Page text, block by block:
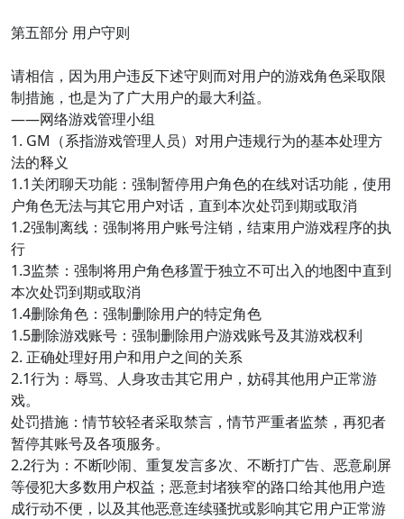
第五部分 用户守则
请相信，因为用户违反下述守则而对用户的游戏角色采取限
制措施，也是为了广大用户的最大利益。
——网络游戏管理小组
1. GM（系指游戏管理人员）对用户违规行为的基本处理方
法的释义
1.1关闭聊天功能：强制暂停用户角色的在线对话功能，使用
户角色无法与其它用户对话，直到本次处罚到期或取消
1.2强制离线：强制将用户账号注销，结束用户游戏程序的执
行
1.3监禁：强制将用户角色移置于独立不可出入的地图中直到
本次处罚到期或取消
1.4删除角色：强制删除用户的特定角色
1.5删除游戏账号：强制删除用户游戏账号及其游戏权利
2. 正确处理好用户和用户之间的关系
2.1行为：辱骂、人身攻击其它用户，妨碍其他用户正常游
戏。
处罚措施：情节较轻者采取禁言，情节严重者监禁，再犯者
暂停其账号及各项服务。
2.2行为：不断吵闹、重复发言多次、不断打广告、恶意刷屏
等侵犯大多数用户权益；恶意封堵狭窄的路口给其他用户造
成行动不便，以及其他恶意连续骚扰或影响其它用户正常游